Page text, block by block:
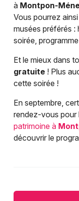
à Montpon-
Vous pourrez
musées préférés :
soirée,
Et le mieux dans
gratuite ! Plus
cette soirée !
En septembre,
rendez-vous pour
patrimoine à
découvrir le